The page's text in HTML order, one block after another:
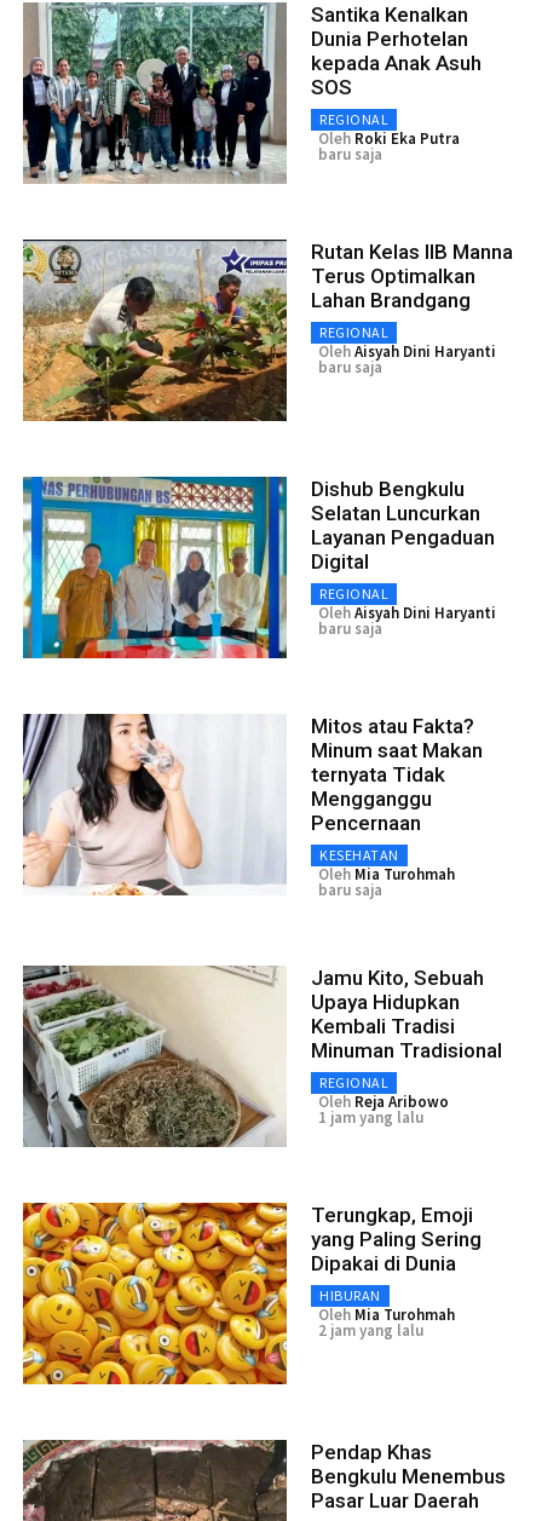
Santika Kenalkan
Dunia Perhotelan
kepada Anak Asuh
SOS
REGIONAL
Oleh Roki Eka Putra
baru saja
Rutan Kelas IIB Manna
Terus Optimalkan
Lahan Brandgang
REGIONAL
OlehAisyah Dini Haryanti
baru saja
Dishub Bengkulu
Selatan Luncurkan
Layanan Pengaduan
Digital
REGIONAL
OlehAisyah Dini Haryanti
baru saja
Mitos atau Fakta?
Minum saat Makan
ternyata Tidak
Mengganggu
Pencernaan
KESEHATAN
Oleh Mia Turohmah
baru saja
Jamu Kito, Sebuah
Upaya Hidupkan
Kembali Tradisi
Minuman Tradisional
REGIONAL
Oleh Reja Aribowo
1 jam yang lalu
Terungkap, Emoji
yang Paling Sering
Dipakai di Dunia
HIBURAN
Oleh Mia Turohmah
2 jam yang lalu
Pendap Khas
Bengkulu Menembus
Pasar Luar Daerah